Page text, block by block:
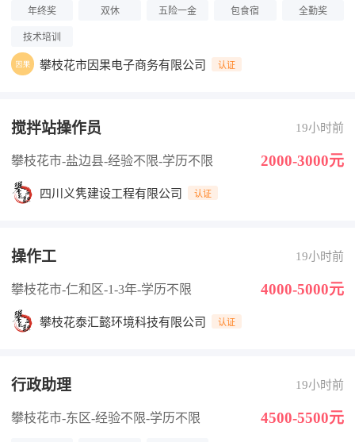
年终奖 双休 五险一金 包食宿 全勤奖
技术培训
攀枝花市因果电子商务有限公司 认证
搅拌站操作员 19小时前
攀枝花市-盐边县-经验不限-学历不限 2000-3000元
四川义隽建设工程有限公司 认证
操作工 19小时前
攀枝花市-仁和区-1-3年-学历不限 4000-5000元
攀枝花泰汇懿环境科技有限公司 认证
行政助理 19小时前
攀枝花市-东区-经验不限-学历不限 4500-5500元